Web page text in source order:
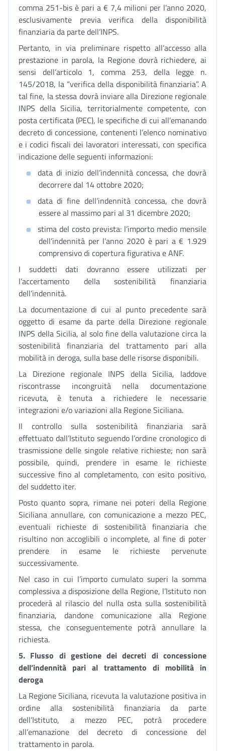
comma 251-bis è pari a € 7,4 milioni per l’anno 2020,
esclusivamente previa verifica della disponibilità
finanziaria da parte dell’INPS.
Pertanto, in via preliminare rispetto all’accesso alla
prestazione in parola, la Regione dovrà richiedere, ai
sensi dell’articolo 1, comma 253, della legge n.
145/2018, la “verifica della disponibilità finanziaria”. A
tal fine, la stessa dovrà inviare alla Direzione regionale
INPS della Sicilia, territorialmente competente, con
posta certificata (PEC), le specifiche di cui all’emanando
decreto di concessione, contenenti l’elenco nominativo
e i codici fiscali dei lavoratori interessati, con specifica
indicazione delle seguenti informazioni:
data di inizio dell’indennità concessa, che dovrà
decorrere dal 14 ottobre 2020;
data di fine dell’indennità concessa, che dovrà
essere al massimo pari al 31 dicembre 2020;
stima del costo prevista: l’importo medio mensile
dell’indennità per l’anno 2020 è pari a € 1.929
comprensivo di copertura figurativa e ANF.
I suddetti dati dovranno essere utilizzati per
l’accertamento della sostenibilità finanziaria
dell’indennità.
La documentazione di cui al punto precedente sarà
oggetto di esame da parte della Direzione regionale
INPS della Sicilia, al solo fine della valutazione circa la
sostenibilità finanziaria del trattamento pari alla
mobilità in deroga, sulla base delle risorse disponibili.
La Direzione regionale INPS della Sicilia, laddove
riscontrasse incongruità nella documentazione
ricevuta, è tenuta a richiedere le necessarie
integrazioni e/o variazioni alla Regione Siciliana.
Il controllo sulla sostenibilità finanziaria sarà
effettuato dall’Istituto seguendo l’ordine cronologico di
trasmissione delle singole relative richieste; non sarà
possibile, quindi, prendere in esame le richieste
successive fino al completamento, con esito positivo,
del suddetto iter.
Posto quanto sopra, rimane nei poteri della Regione
Siciliana annullare, con comunicazione a mezzo PEC,
eventuali richieste di sostenibilità finanziaria che
risultino non accoglibili o incomplete, al fine di poter
prendere in esame le richieste pervenute
successivamente.
Nel caso in cui l’importo cumulato superi la somma
complessiva a disposizione della Regione, l’Istituto non
procederà al rilascio del nulla osta sulla sostenibilità
finanziaria, dandone comunicazione alla Regione
stessa, che conseguentemente potrà annullare la
richiesta.
5. Flusso di gestione dei decreti di concessione
dell’indennità pari al trattamento di mobilità in
deroga
La Regione Siciliana, ricevuta la valutazione positiva in
ordine alla sostenibilità finanziaria da parte
dell’Istituto, a mezzo PEC, potrà procedere
all’emanazione del decreto di concessione del
trattamento in parola.